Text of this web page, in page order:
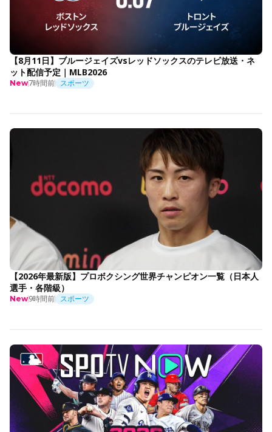
【8月11日】ブルージェイズvsレッドソックスのテレビ放送・ネ
ット配信予定｜MLB2026
New7時間前 スポーツ
【2026年最新版】プロボクシング世界チャンピオン一覧（日本人
選手・各階級）
New9時間前 スポーツ